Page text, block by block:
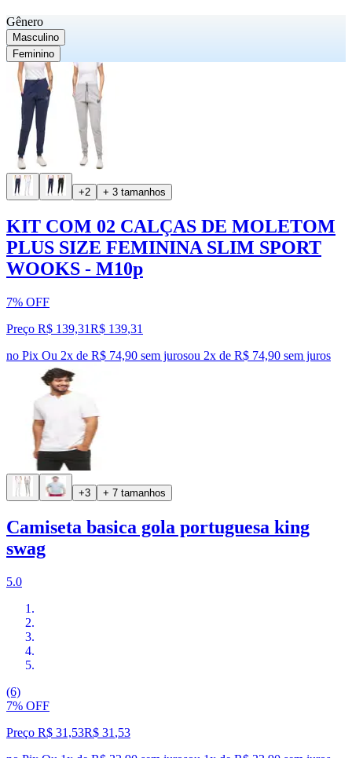
Gênero
Masculino
Feminino
+2 + 3 tamanhos
KIT COM 02 CALÇAS DE MOLETOM
PLUS SIZE FEMININA SLIM SPORT
WOOKS - M10p
7% OFF
Preço R$ 139,31R$ 139,31
no Pix Ou 2x de R$ 74,90 sem jurosou 2x de R$ 74,90 sem juros
+3 + 7 tamanhos
Camiseta basica gola portuguesa king
swag
5.0
(6)
7% OFF
Preço R$ 31,53R$ 31 ,53